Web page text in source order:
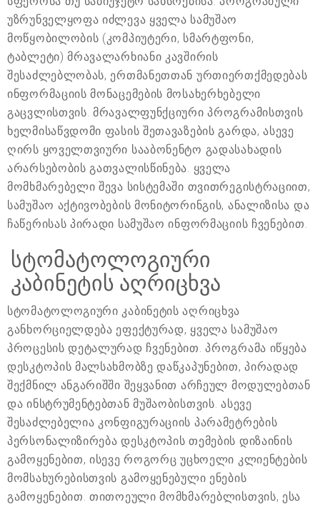
უზრუნველყოფა იძლევა ყველა სამუშაო
მოწყობილობის (კომპიუტერი, სმარტფონი,
ტაბლეტი) მრავალარხიანი კავშირის
შესაძლებლობას, ერთმანეთთან ურთიერთქმედებას
ინფორმაციის მონაცემების მოსახერხებელი
გაცვლისთვის. მრავალფუნქციური პროგრამისთვის
ხელმისაწვდომი ფასის შეთავაზების გარდა, ასევე
ღირს ყოველთვიური სააბონენტო გადასახადის
არარსებობის გათვალისწინება. ყველა
მომხმარებელი შევა სისტემაში თვითრეგისტრაციით,
სამუშაო აქტივობების მონიტორინგის, ანალიზისა და
ჩაწერისას პირადი სამუშაო ინფორმაციის ჩვენებით.
სტომატოლოგიური
კაბინეტის აღრიცხვა
სტომატოლოგიური კაბინეტის აღრიცხვა
განხორციელდება ეფექტურად, ყველა სამუშაო
პროცესის დეტალურად ჩვენებით. პროგრამა იწყება
დესკტოპის მალსახმობზე დაწკაპუნებით, პირადად
შექმნილ ანგარიშში შეყვანით არჩეულ მოდულებთან
და ინსტრუმენტებთან მუშაობისთვის. ასევე
შესაძლებელია კონფიგურაციის პარამეტრების
პერსონალიზირება დესკტოპის თემების დიზაინის
გამოყენებით, ისევე როგორც უცხოელი კლიენტების
მომსახურებისთვის გამოყენებული ენების
გამოყენებით. თითოეული მომხმარებლისთვის, ესა